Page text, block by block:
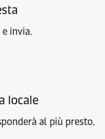
invia.
locale
al più presto.